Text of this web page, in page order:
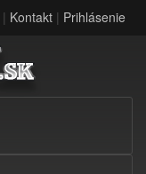
| Kontakt | Prihlásenie